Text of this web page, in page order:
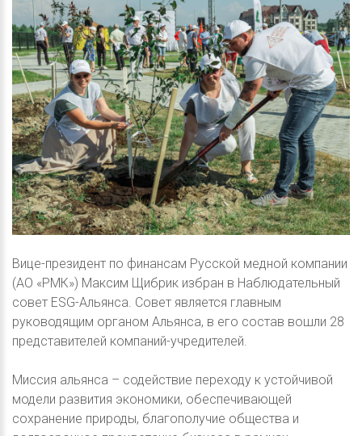
Вице-президент по финансам Русской медной компании
(АО «РМК») Максим Щибрик избран в Наблюдательный
совет ESG-Альянса. Совет является главным
руководящим органом Альянса, в его состав вошли 28
представителей компаний-учредителей.
Миссия альянса – содействие переходу к устойчивой
модели развития экономики, обеспечивающей
сохранение природы, благополучие общества и